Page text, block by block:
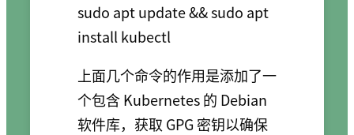
sudo apt update && sudo apt
install kubectl
上面几个命令的作用是添加了一
个包含 Kubernetes 的 Debian
软件库，获取 GPG 密钥以确保